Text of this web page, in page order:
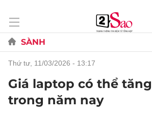
SÀNH
thứ tư, 11/03/2026 - 13:17
Giá laptop có thể
trong năm nay